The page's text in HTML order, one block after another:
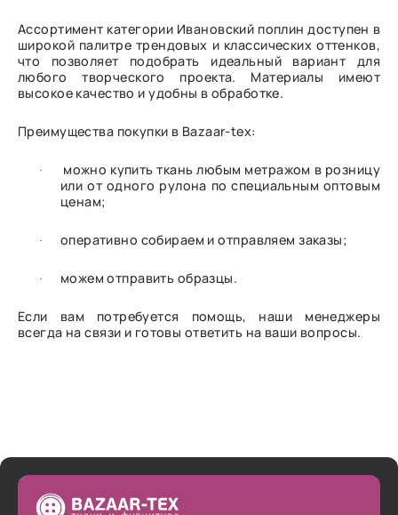
Ассортимент категории Ивановский поплин доступен в
широкой палитре трендовых и классических оттенков,
что позволяет подобрать идеальный вариант для
любого творческого проекта. Материалы имеют
высокое качество и удобны в обработке.
Преимущества покупки в Bazaar-tex:
·
можно купить ткань любым метражом в розницу
или от одного рулона по специальным оптовым
ценам;
· оперативно собираем и отправляем заказы;
· можем отправить образцы.
Если вам потребуется помощь, наши менеджеры
всегда на связи и готовы ответить на ваши вопросы.